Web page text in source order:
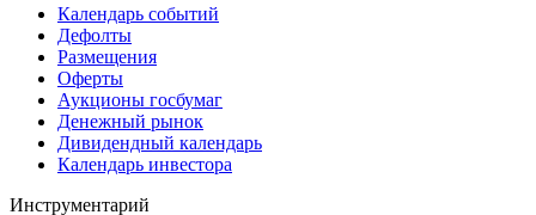
Дивидендный календарь
Календарь
Календарь событий
Дефолты
Размещения
Оферты
Аукционы госбумаг
Денежный рынок